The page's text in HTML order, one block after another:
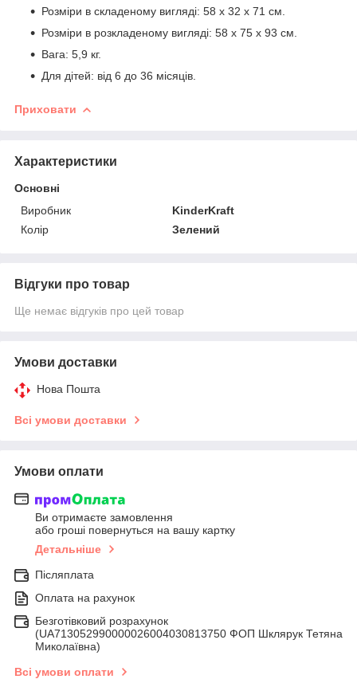
Розміри в складеному вигляді: 58 x 32 x 71 см.
Розміри в розкладеному вигляді: 58 x 75 x 93 см.
Вага: 5,9 кг.
Для дітей: від 6 до 36 місяців.
Приховати
Характеристики
Основні
Виробник
KinderKraft
Колір
Зелений
Відгуки про товар
Ще немає відгуків про цей товар
Умови доставки
Нова Пошта
Всі умови доставки
Умови оплати
Ви отримаєте замовлення
або гроші повернуться на вашу картку
Детальніше
Післяплата
Оплата на рахунок
Безготівковий розрахунок
(UA713052990000026004030813750 ФОП Шклярук Тетяна
Миколаївна)
Всі умови оплати